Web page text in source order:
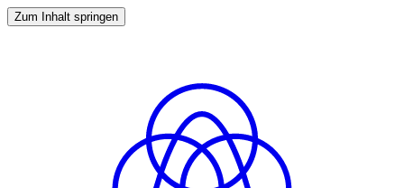
Zum Inhalt springen